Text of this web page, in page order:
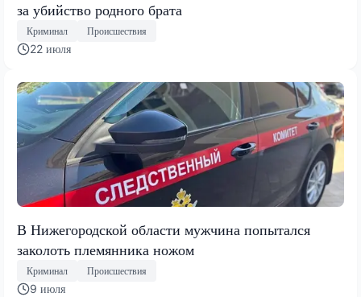
за убийство родного брата
Криминал Происшествия
22 июля
В Нижегородской области мужчина попытался
заколоть племянника ножом
Криминал Происшествия
9 июля